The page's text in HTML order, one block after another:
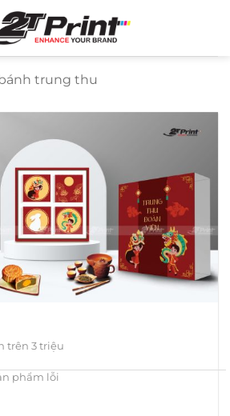
trung thu
trên 3 triệu
phẩm lỗi